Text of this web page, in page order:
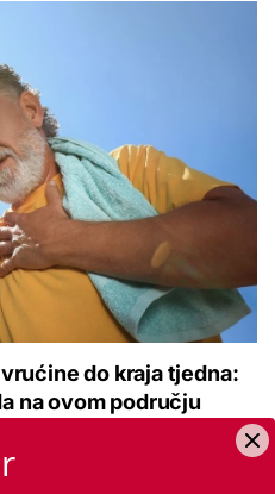
do kraja tjedna:
na ovom području